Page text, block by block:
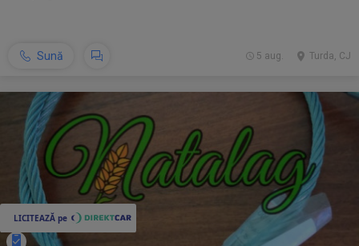
Sună Turda, CJ
5 aug.